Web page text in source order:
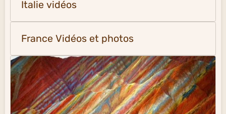
Italie vidéos
France Vidéos et photos